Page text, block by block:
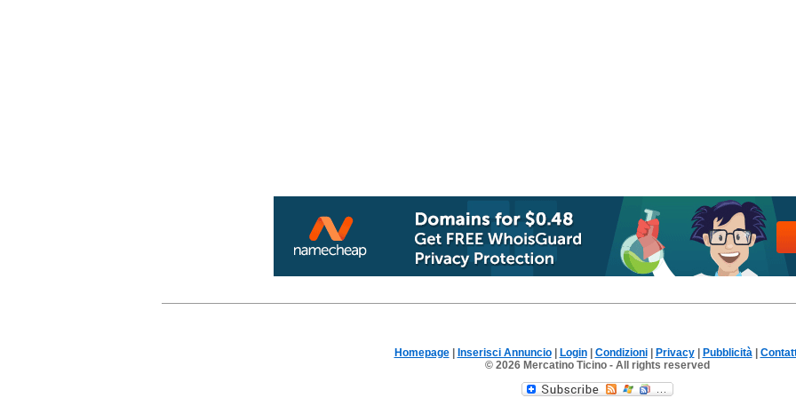
Homepage| Inserisci Annuncio| Login| Condizioni| Privacy| Pubblicità|
© 2026 Mercatino Ticino - All rights reserved